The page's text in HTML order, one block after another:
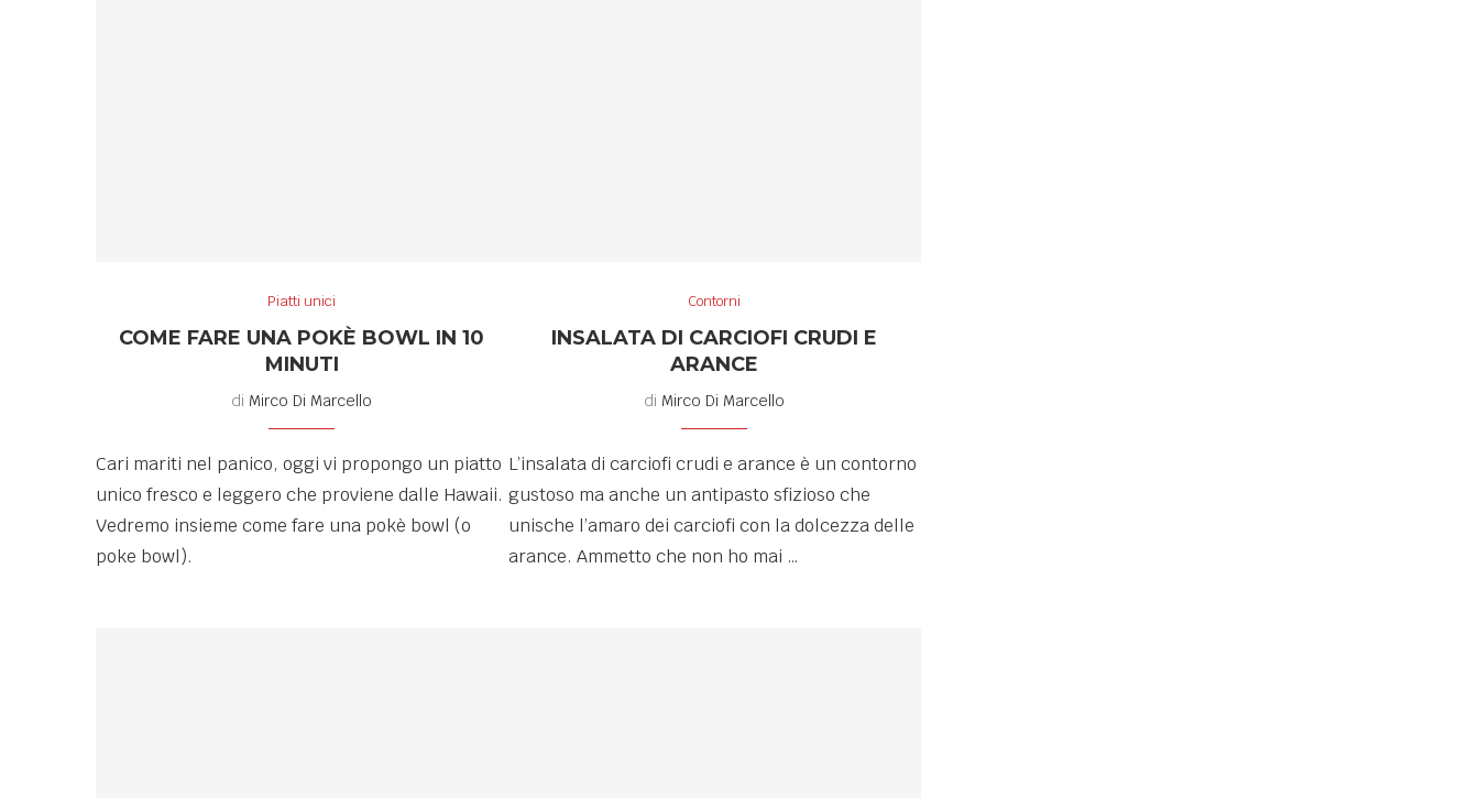
Piatti unici
COME FARE UNA POKÈ BOWL IN 10
MINUTI
di Mirco Di Marcello
Cari mariti nel panico, oggi vi propongo un piatto
unico fresco e leggero che proviene dalle Hawaii.
Vedremo insieme come fare una pokè bowl (o
poke bowl).
Contorni
INSALATA DI CARCIOFI CRUDI E
ARANCE
di Mirco Di Marcello
L’insalata di carciofi crudi e arance è un contorno
gustoso ma anche un antipasto sfizioso che
unische l’amaro dei carciofi con la dolcezza delle
arance. Ammetto che non ho mai …